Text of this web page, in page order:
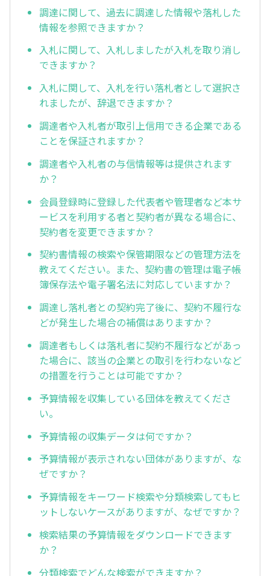
調達に関して、過去に調達した情報や落札した
情報を参照できますか？
入札に関して、入札しましたが入札を取り消し
できますか？
入札に関して、入札を行い落札者として選択さ
れましたが、辞退できますか？
調達者や入札者が取引上信用できる企業である
ことを保証されますか？
調達者や入札者の与信情報等は提供されます
か？
会員登録時に登録した代表者や管理者など本サ
ービスを利用する者と契約者が異なる場合に、
契約者を変更できますか？
契約書情報の検索や保管期限などの管理方法を
教えてください。また、契約書の管理は電子帳
簿保存法や電子署名法に対応していますか？
調達し落札者との契約完了後に、契約不履行な
どが発生した場合の補償はありますか？
調達者もしくは落札者に契約不履行などがあっ
た場合に、該当の企業との取引を行わないなど
の措置を行うことは可能ですか？
予算情報を収集している団体を教えてくださ
い。
予算情報の収集データは何ですか？
予算情報が表示されない団体がありますが、な
ぜですか？
予算情報をキーワード検索や分類検索してもヒ
ットしないケースがありますが、なぜですか？
検索結果の予算情報をダウンロードできます
か？
分類検索でどんな検索ができますか？